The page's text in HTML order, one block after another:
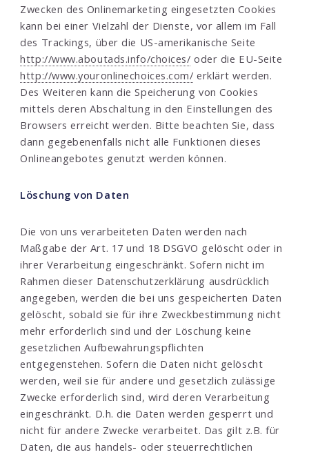
Zwecken des Onlinemarketing eingesetzten Cookies
kann bei einer Vielzahl der Dienste, vor allem im Fall
des Trackings, über die US-amerikanische Seite
http://www.aboutads.info/choices/ oder die EU-Seite
http://www.youronlinechoices.com/ erklärt werden.
Des Weiteren kann die Speicherung von Cookies
mittels deren Abschaltung in den Einstellungen des
Browsers erreicht werden. Bitte beachten Sie, dass
dann gegebenenfalls nicht alle Funktionen dieses
Onlineangebotes genutzt werden können.
Löschung von Daten
Die von uns verarbeiteten Daten werden nach
Maßgabe der Art. 17 und 18 DSGVO gelöscht oder in
ihrer Verarbeitung eingeschränkt. Sofern nicht im
Rahmen dieser Datenschutzerklärung ausdrücklich
angegeben, werden die bei uns gespeicherten Daten
gelöscht, sobald sie für ihre Zweckbestimmung nicht
mehr erforderlich sind und der Löschung keine
gesetzlichen Aufbewahrungspflichten
entgegenstehen. Sofern die Daten nicht gelöscht
werden, weil sie für andere und gesetzlich zulässige
Zwecke erforderlich sind, wird deren Verarbeitung
eingeschränkt. D.h. die Daten werden gesperrt und
nicht für andere Zwecke verarbeitet. Das gilt z.B. für
Daten, die aus handels- oder steuerrechtlichen